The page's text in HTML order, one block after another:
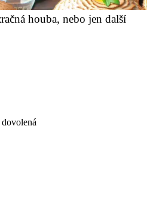
houba, nebo jen další